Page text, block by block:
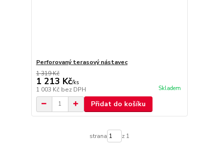
Perforovaný terasový nástavec
1 319 Kč
1 213 Kč/ks
1 003 Kč bez DPH Skladem
Přidat do košíku
strana z 1